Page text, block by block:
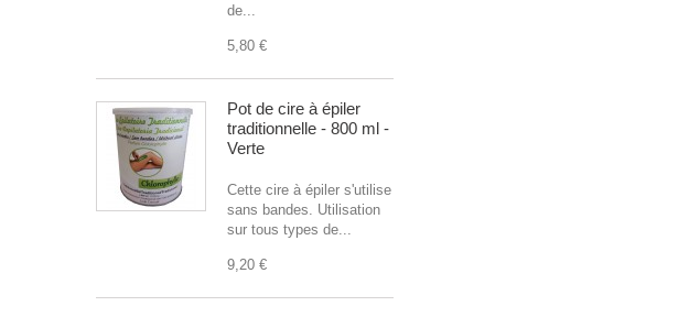
de...
5,80 €
Pot de cire à épiler
traditionnelle - 800 ml -
Verte
Cette cire à épiler s'utilise
sans bandes. Utilisation
sur tous types de...
9,20 €